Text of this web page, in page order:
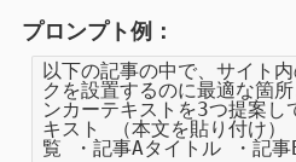
プロンプト例：
以下の記事の中で、サイト
クを設置するのに最適な箇
ンカーテキストを3つ提案
キスト （本文を貼り付け）
覧 ・記事Aタイトル ・記事